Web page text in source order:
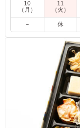
彩りよくお花見に
パ全て満足です。
です。同じ価格で
た。是非また利用
ご利用シーン：懇親
京都府相楽郡精華町
10
（月）
11
（火）
－ 休